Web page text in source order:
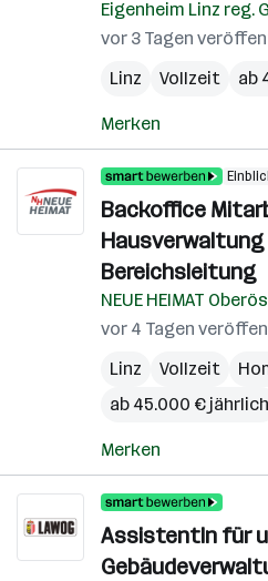
Eigenheim Linz reg.
vor 3 Tagen
Linz
Vollzeit ab
Merken
Backoffice
Bereichsleitung
NEUE HEIMAT
vor 4 Tagen
Linz
Vollzeit
ab 45.000 € jährlich
Merken
AssistentIn für